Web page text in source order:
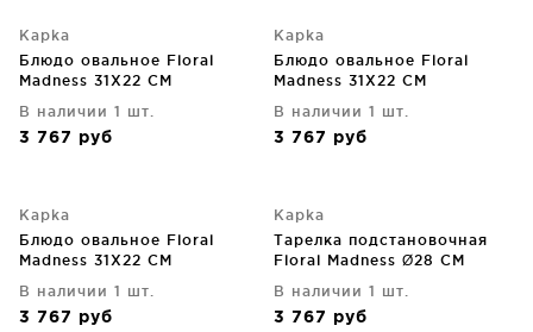
Kapka
Блюдо овальное Floral
Madness 31X22 CM
В наличии 1 шт.
3 767 руб
Kapka
Блюдо овальное Floral
Madness 31X22 CM
В наличии 1 шт.
3 767 руб
Kapka
Блюдо овальное Floral
Madness 31X22 CM
В наличии 1 шт.
3 767 руб
Kapka
Тарелка подстановочная
Floral Madness Ø28 CM
В наличии 1 шт.
3 767 руб